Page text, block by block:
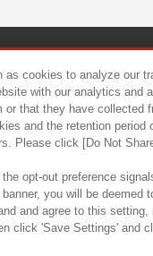
食品のご
cookies to analyze our
with our analytics and
or that they have
and the retention
Please click [Do Not
opt-out preference
you will be
and agree to this
click 'Save Settings' and